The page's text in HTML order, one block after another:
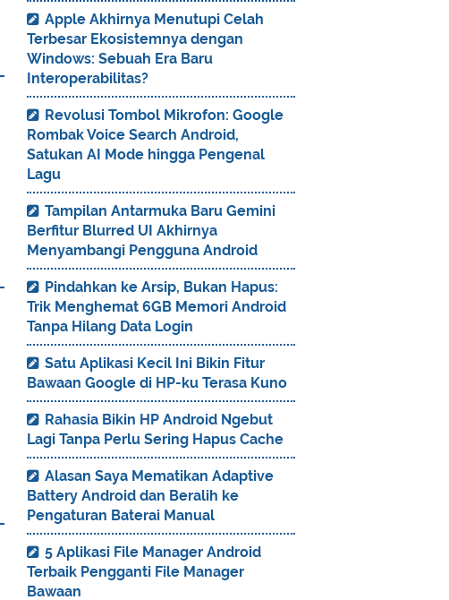
Apple Akhirnya Menutupi Celah
Terbesar Ekosistemnya dengan
Windows: Sebuah Era Baru
Interoperabilitas?
Revolusi Tombol Mikrofon: Google
Rombak Voice Search Android,
Satukan AI Mode hingga Pengenal
Lagu
Tampilan Antarmuka Baru Gemini
Berfitur Blurred UI Akhirnya
Menyambangi Pengguna Android
Pindahkan ke Arsip, Bukan Hapus:
Trik Menghemat 6GB Memori Android
Tanpa Hilang Data Login
Satu Aplikasi Kecil Ini Bikin Fitur
Bawaan Google di HP-ku Terasa Kuno
Rahasia Bikin HP Android Ngebut
Lagi Tanpa Perlu Sering Hapus Cache
Alasan Saya Mematikan Adaptive
Battery Android dan Beralih ke
Pengaturan Baterai Manual
5 Aplikasi File Manager Android
Terbaik Pengganti File Manager
Bawaan